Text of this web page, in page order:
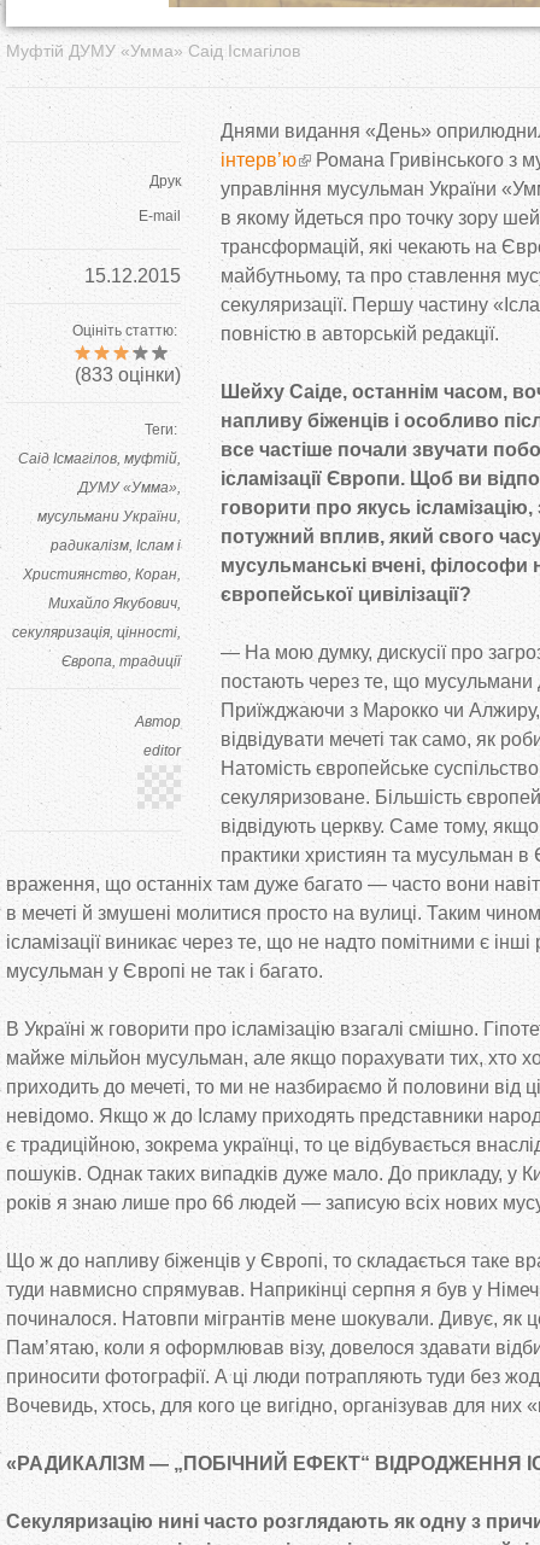
Муфтій ДУМУ «Умма» Саід Ісмагілов
Друк
E-mail
15.12.2015
Оцініть статтю:
(833 оцінки)
Теги:
Саід Ісмагілов муфтій
ДУМУ «Умма»
мусульмани України
радикалізм Іслам і
Християнство Коран
Михайло Якубович
секуляризація цінності
Європа традиції
Автор
editor
Днями видання «День»
інтерв’ю
Романа Гривінського з
управління мусульман України
в якому йдеться про точку зору
трансформацій, які чекають на
майбутньому, та про ставлення
секуляризації. Першу частину
повністю в авторській редакції.
Шейху Саіде, останнім часом,
напливу біженців і особливо
все частіше почали звучати
ісламізації Європи. Щоб ви
говорити про якусь
потужний вплив, який свого
мусульманські вчені,
європейської цивілізації?
— На мою думку, дискусії про
постають через те, що мусульмани
Приїжджаючи з Марокко чи
відвідувати мечеті так само, як
Натомість європейське
секуляризоване. Більшість
відвідують церкву. Саме тому, якщо
практики християн та мусульман в
враження, що останніх там дуже багато — часто вони
в мечеті й змушені молитися просто на вулиці. Таким
ісламізації виникає через те, що не надто помітними є інші
мусульман у Європі не так і багато.
В Україні ж говорити про ісламізацію взагалі смішно.
майже мільйон мусульман, але якщо порахувати тих, хто
приходить до мечеті, то ми не назбираємо й половини від
невідомо. Якщо ж до Ісламу приходять представники
є традиційною, зокрема українці, то це відбувається
пошуків. Однак таких випадків дуже мало. До прикладу, у
років я знаю лише про 66 людей — записую всіх нових
Що ж до напливу біженців у Європі, то складається таке
туди навмисно спрямував. Наприкінці серпня я був у
починалося. Натовпи мігрантів мене шокували. Дивує, як
Пам’ятаю, коли я оформлював візу, довелося здавати
приносити фотографії. А ці люди потрапляють туди без
Вочевидь, хтось, для кого це вигідно, організував для них
«РАДИКАЛІЗМ — „ПОБІЧНИЙ ЕФЕКТ“ ВІДРОДЖЕННЯ
Секуляризацію нині часто розглядають як одну з